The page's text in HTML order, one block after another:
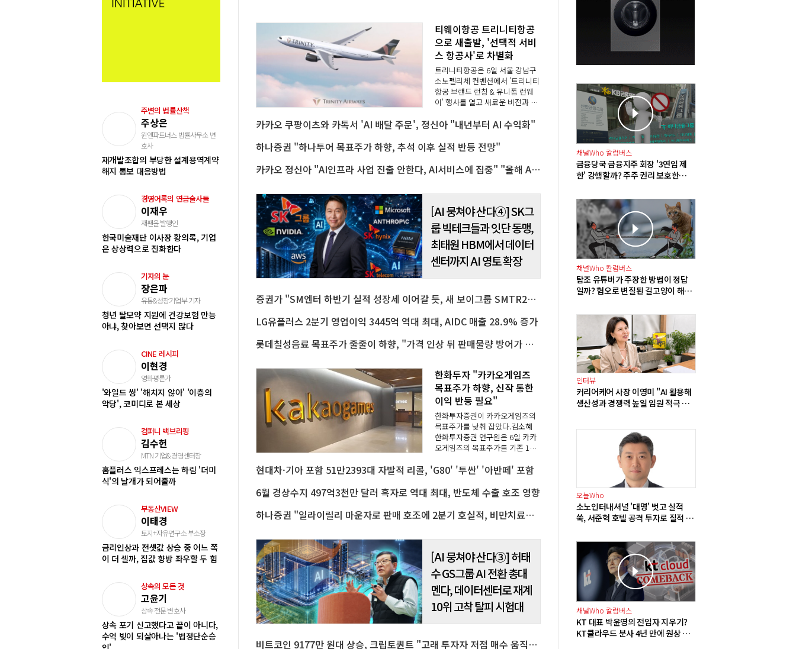
주변의 법률산책
주상은
윈앤파트너스 법률사무소 변
호사
재개발조합의 부당한 설계용역계약
해지 통보 대응방법
경영어록의 연금술사들
이재우
재팬올 발행인
한국미술재단 이사장 황의록, 기업
은 상상력으로 진화한다
기자의 눈
장은파
유통&성장기업부 기자
청년 탈모약 지원에 건강보험 만능
아냐, 찾아보면 선택지 많다
CINE 레시피
이현경
영화평론가
'와일드 씽' '해치지 않아' '이층의
악당', 코미디로 본 세상
컴퍼니 백브리핑
김수헌
MTN 기업&경영센터장
홈플러스 익스프레스는 하림 '더미
식'의 날개가 되어줄까
부동산VIEW
이태경
토지+자유연구소 부소장
금리인상과 전셋값 상승 중 어느 쪽
이 더 셀까, 집값 향방 좌우할 두 힘
상속의 모든 것
고윤기
상속 전문 변호사
상속 포기 신고했다고 끝이 아니다,
수억 빚이 되살아나는 '법정단순승
티웨이항공 트리니티항공
으로 새출발, '선택적 서비
스 항공사'로 차별화
트리니티항공은 6일 서울 강남구
소노펠리체 컨벤션에서 '트리니티
항공 브랜드 런칭 & 유니폼 런웨
이' 행사를 열고 새로운 비전과 사
은 새로운 브랜드 미션으로 '편안
시했다. 안전과..
카카오 쿠팡이츠와 카톡서 'AI 배달 주문', 정신아 "내년부터 AI 수익화"
하나증권 "하나투어 목표주가 하향, 추석 이후 실적 반등 전망"
카카오 정신아 "AI인프라 사업 진출 안한다, AI서비스에 집중" "올해 AI 월 이용자 1천만 목표"
[AI 뭉쳐야 산다④] SK그
룹 빅테크들과 잇단 동맹,
최태원 HBM에서 데이터
센터까지 AI 영토 확장
증권가 "SM엔터 하반기 실적 성장세 이어갈 듯, 새 보이그룹 SMTR25 데뷔 주목"
LG유플러스 2분기 영업이익 3445억 역대 최대, AIDC 매출 28.9% 증가
롯데칠성음료 목표주가 줄줄이 하향, "가격 인상 뒤 판매물량 방어가 중요"
한화투자 "카카오게임즈
목표주가 하향, 신작 통한
이익 반등 필요"
한화투자증권이 카카오게임즈의
목표주가를 낮춰 잡았다.김소혜
한화투자증권 연구원은 6일 카카
오게임즈의 목표주가를 기존 1만5
다.다만 현재 주가와 목표주가 간
'중립(HOLD)'에서 '매수..
현대차·기아 포함 51만2393대 자발적 리콜, 'G80' '투싼' '아반떼' 포함
6월 경상수지 497억3천만 달러 흑자로 역대 최대, 반도체 수출 호조 영향
하나증권 "일라이릴리 마운자로 판매 호조에 2분기 호실적, 비만치료제주 투심 개선 전망"
[AI 뭉쳐야 산다③] 허태
수 GS그룹 AI 전환 총대
멘다, 데이터센터로 재계
10위 고착 탈피 시험대
비트코인 9177만 원대 상승, 크립토퀀트 "고래 투자자 저점 매수 움직임" 분석
채널Who 칼럼버스
금융당국 금융지주 회장 '3연임 제
한' 강행할까? 주주 권리 보호한다던
채널Who 칼럼버스
탐조 유튜버가 주장한 방법이 정답
일까? 혐오로 변질된 길고양이 해법
인터뷰
커리어케어 사장 이영미 "AI 활용해
생산성과 경쟁력 높일 임원 적극 영
오늘Who
소노인터내셔널 '대명' 벗고 실적
쑥, 서준혁 호텔 공격 투자로 질적 성
채널Who 칼럼버스
KT 대표 박윤영의 전임자 지우기?
KT클라우드 분사 4년 만에 원상 복